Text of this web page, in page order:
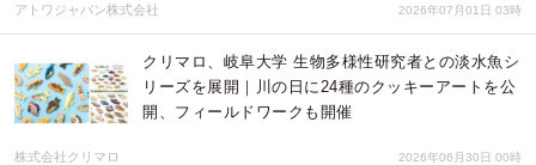
アトワジャパン株式会社 2026年07月01日 03時
クリマロ、岐阜大学 生物多様性研究者との淡水魚シ
リーズを展開｜川の日に24種のクッキーアートを公
開、フィールドワークも開催
株式会社クリマロ 2026年06月30日 00時